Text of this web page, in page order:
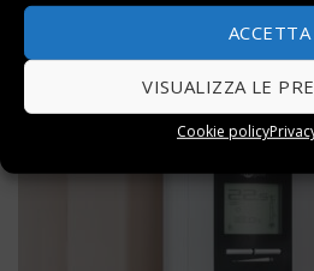
ACCETTA
VISUALIZZA LE
Cookie policy